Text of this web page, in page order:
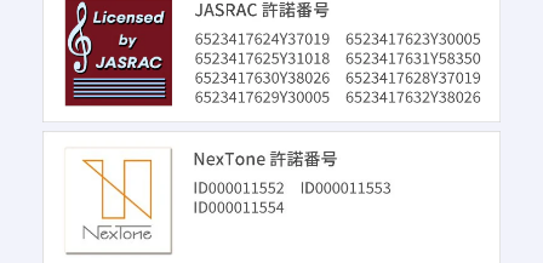
法